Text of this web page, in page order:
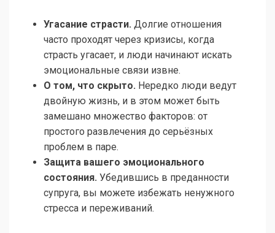
Угасание страсти. Долгие отношения
часто проходят через кризисы, когда
страсть угасает, и люди начинают искать
эмоциональные связи извне.
О том, что скрыто. Нередко люди ведут
двойную жизнь, и в этом может быть
замешано множество факторов: от
простого развлечения до серьёзных
проблем в паре.
Защита вашего эмоционального
состояния. Убедившись в преданности
супруга, вы можете избежать ненужного
стресса и переживаний.